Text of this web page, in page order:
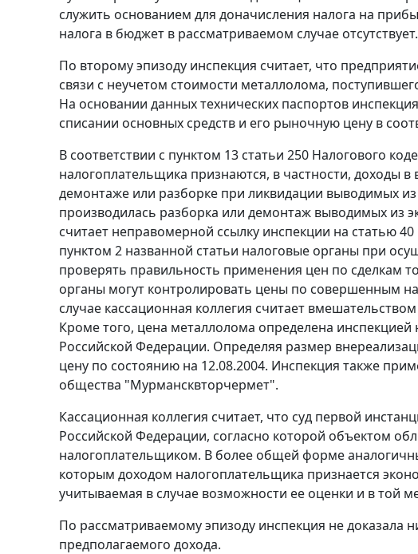
служить основанием для доначисления налога на
налога в бюджет в рассматриваемом случае отсутствует.
По второму эпизоду инспекция считает, что
связи с неучетом стоимости металлолома,
На основании данных технических паспортов
списании основных средств и его рыночную цену в
В соответствии с пунктом 13 статьи 250 Налогового
налогоплательщика признаются, в частности, доходы
демонтаже или разборке при ликвидации выводимых
производилась разборка или демонтаж выводимых из
считает неправомерной ссылку инспекции на статью 40
пунктом 2 названной статьи налоговые органы при
проверять правильность применения цен по сделкам
органы могут контролировать цены по совершенным
случае кассационная коллегия считает
Кроме того, цена металлолома определена инспекцией
Российской Федерации. Определяя размер
цену по состоянию на 12.08.2004. Инспекция также
общества "Мурмансквторчермет".
Кассационная коллегия считает, что суд первой
Российской Федерации, согласно которой объектом
налогоплательщиком. В более общей форме
которым доходом налогоплательщика признается
учитываемая в случае возможности ее оценки и в той
По рассматриваемому эпизоду инспекция не доказала
предполагаемого дохода.